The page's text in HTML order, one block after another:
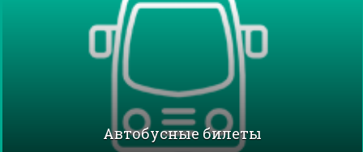
Автобусные билеты